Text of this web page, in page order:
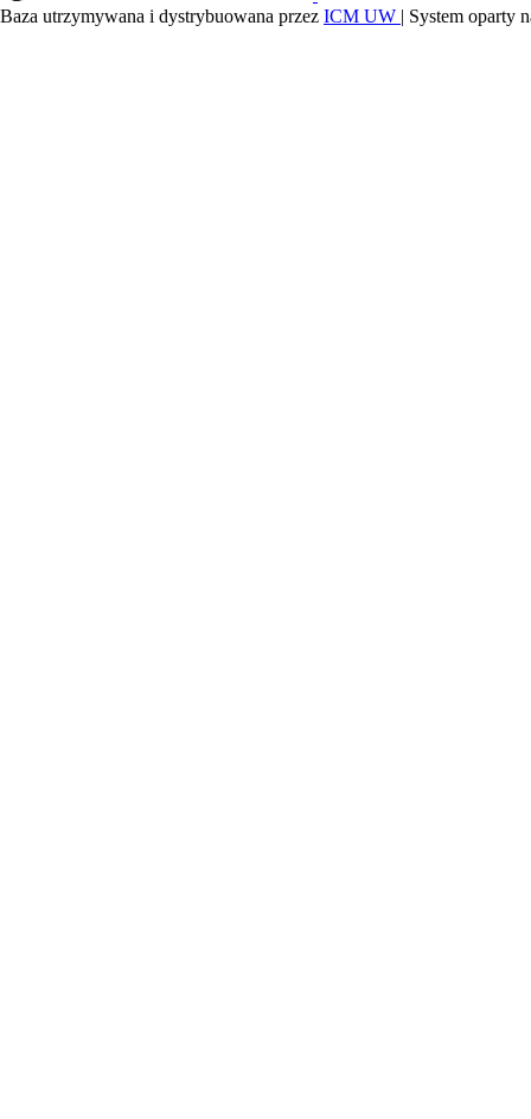
Baza utrzymywana i dystrybuowana przez ICM UW | System oparty